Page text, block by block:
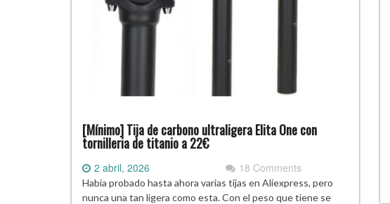
[Mínimo] Tija de carbono ultraligera Elita One con
tornilleria de titanio a 22€
2 abril, 2026 18 Comments
Había probado hasta ahora varias tijas en Aliexpress, pero
nunca una tan ligera como esta. Con el peso que tiene se